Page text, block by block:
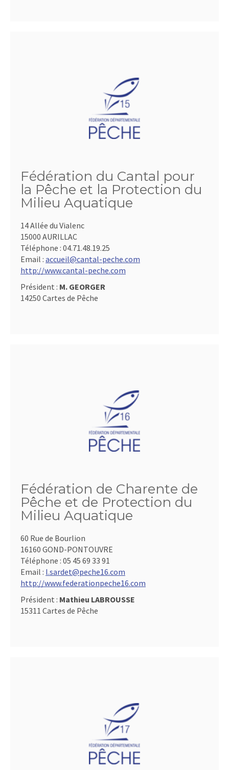
Fédération du Cantal pour
la Pêche et la Protection du
Milieu Aquatique
14 Allée du Vialenc
15000 AURILLAC
Téléphone : 04.71.48.19.25
Email : accueil@cantal-peche.com
http://www.cantal-peche.com
Président : M. GEORGER
14250 Cartes de Pêche
Fédération de Charente de
Pêche et de Protection du
Milieu Aquatique
60 Rue de Bourlion
16160 GOND-PONTOUVRE
Téléphone : 05 45 69 33 91
Email : l.sardet@peche16.com
http://www.federationpeche16.com
Président : Mathieu LABROUSSE
15311 Cartes de Pêche